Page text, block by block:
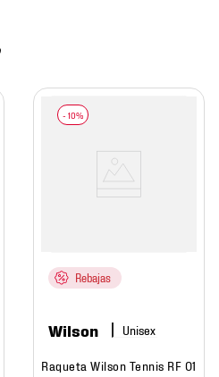
Rebajas
Wilson
Raqueta Wilson Tennis RF 01